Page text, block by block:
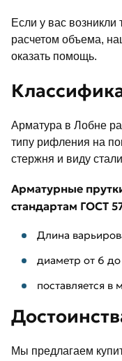
Если у вас
расчетом объема,
оказать помощь.
Арматура в Лобне
типу рифления на
стержня и виду
Арматурные
стандартам ГОСТ
Длина
диаметр от 6
поставляется в
Мы предлагаем